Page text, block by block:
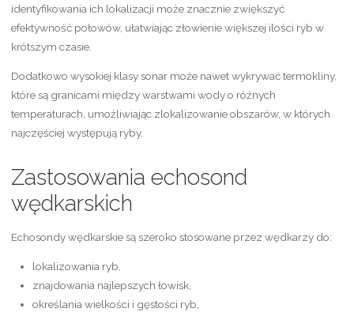
identyfikowania ich lokalizacji może znacznie zwiększyć
efektywność połowów, ułatwiając złowienie większej ilości ryb w
krótszym czasie.
Dodatkowo wysokiej klasy sonar może nawet wykrywać termokliny,
które są granicami między warstwami wody o różnych
temperaturach, umożliwiając zlokalizowanie obszarów, w których
najczęściej występują ryby.
Zastosowania echosond
wędkarskich
Echosondy wędkarskie są szeroko stosowane przez wędkarzy do:
lokalizowania ryb,
znajdowania najlepszych łowisk,
określania wielkości i gęstości ryb,